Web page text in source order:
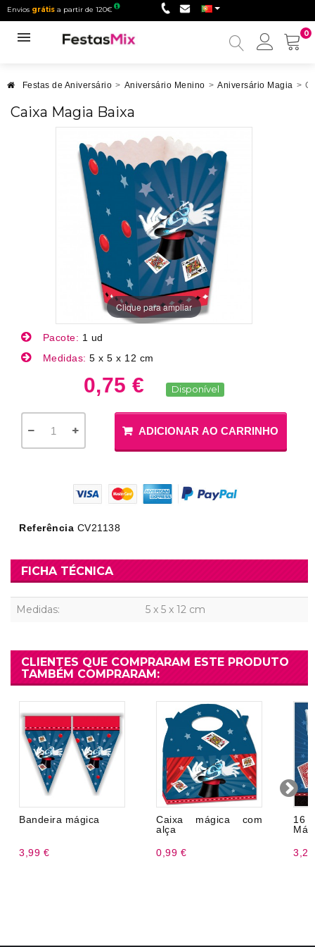
Envios grátis a partir de 120€
0
Minha
Festas de Aniversário > Aniversário Menino > Aniversário Magia >
Caixa Magia Baixa
Clique para ampliar
Pacote: 1 ud
Medidas: 5 x 5 x 12 cm
0,75 € Disponível
ADICIONAR AO CARRINHO
Referência CV21138
FICHA TÉCNICA
Medidas: 5 x 5 x 12 cm
CLIENTES QUE COMPRARAM ESTE PRODUTO
TAMBÉM COMPRARAM:
Bandeira mágica
3,99 €
Caixa mágica com
alça
0,99 €
16